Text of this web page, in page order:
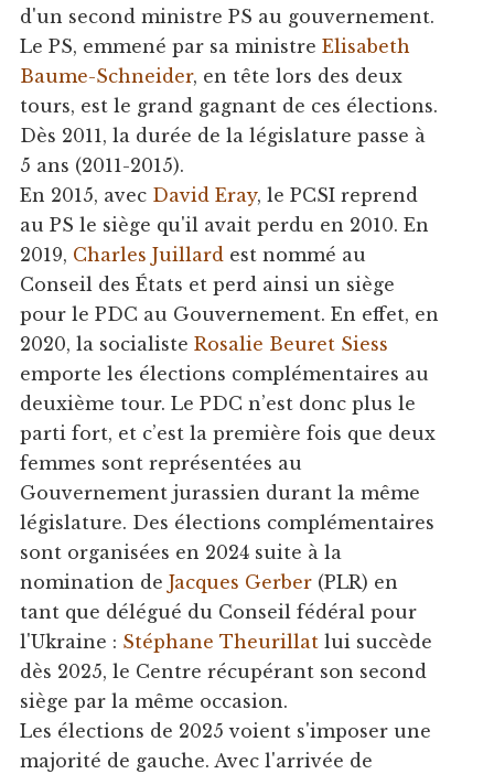
d'un second ministre PS au gouvernement.
Le PS, emmené par sa ministre Elisabeth
Baume-Schneider, en tête lors des deux
tours, est le grand gagnant de ces élections.
Dès 2011, la durée de la législature passe à
5 ans (2011-2015).
En 2015, avec David Eray, le PCSI reprend
au PS le siège qu'il avait perdu en 2010. En
2019, Charles Juillardest nommé au
Conseil des États et perd ainsi un siège
pour le PDC au Gouvernement. En effet, en
2020, la socialiste Rosalie Beuret Siess
emporte les élections complémentaires au
deuxième tour. Le PDC n’est donc plus le
parti fort, et c’est la première fois que deux
femmes sont représentées au
Gouvernement jurassien durant la même
législature. Des élections complémentaires
sont organisées en 2024 suite à la
nomination de Jacques Gerber(PLR) en
tant que délégué du Conseil fédéral pour
l'Ukraine : Stéphane Theurillatlui succède
dès 2025, le Centre récupérant son second
siège par la même occasion.
Les élections de 2025 voient s'imposer une
majorité de gauche. Avec l'arrivée de